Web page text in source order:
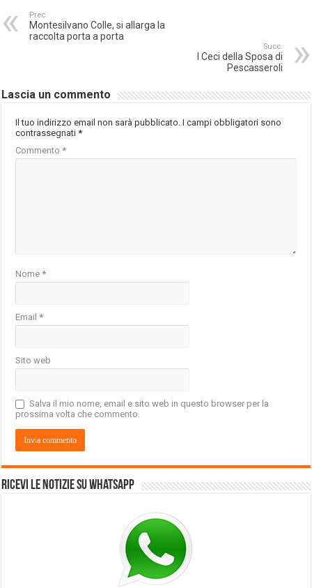
Prec.
Montesilvano Colle, si allarga la
raccolta porta a porta
Succ.
I Ceci della Sposa di
Pescasseroli
Lascia un commento
Il tuo indirizzo email non sarà pubblicato. I campi obbligatori sono
contrassegnati*
Commento*
Nome*
Email*
Sito web
Salva il mio nome, email e sito web in questo browser per la
prossima volta che commento.
Ricevi le notizie su Whatsapp